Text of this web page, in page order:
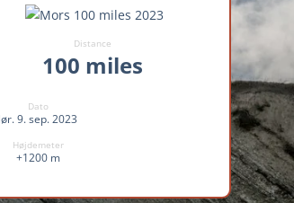
Distance
100 miles
Dato
lør. 9. sep. 2023
Højdemeter
+1200 m